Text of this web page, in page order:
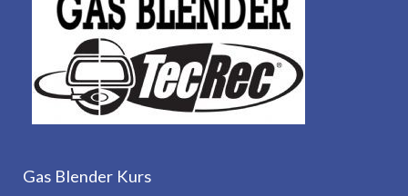
Gas Blender Kurs